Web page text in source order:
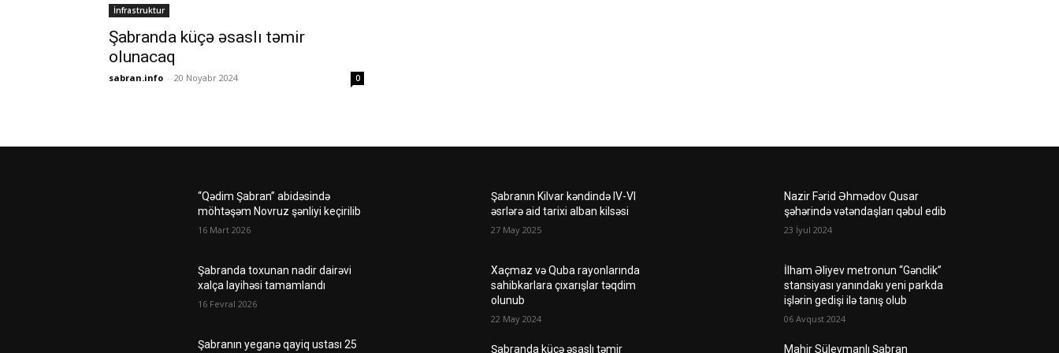
İnfrastruktur
Şabranda küçə əsaslı təmir
olunacaq
sabran.info - 20 Noyabr 2024 0
“Qədim Şabran” abidəsində
möhtəşəm Novruz şənliyi keçirilib
16 Mart 2026
Şabranda toxunan nadir dairəvi
xalça layihəsi tamamlandı
16 Fevral 2026
Şabranın yeganə qayiq ustası 25
Şabranın Kilvar kəndində IV-VI
əsrlərə aid tarixi alban kilsəsi
27 May 2025
Xaçmaz və Quba rayonlarında
sahibkarlara çıxarışlar təqdim
olunub
22 May 2024
Şabranda küçə əsaslı təmir
Nazir Fərid Əhmədov Qusar
şəhərində vətəndaşları qəbul edib
23 İyul 2024
İlham Əliyev metronun “Gənclik”
stansiyası yanındakı yeni parkda
işlərin gedişi ilə tanış olub
06 Avqust 2024
Mahir Süleymanlı Şabran